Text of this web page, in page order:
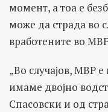
момент, а тоа е
може да страда во
вработените во
„Во случајов, МВР
имаме двојно
Спасовски и од